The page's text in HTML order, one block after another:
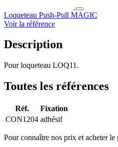
Loqueteau Push-Pull MAGIC
Voir la référence
Description
Pour loqueteau LOQ11.
Toutes les références
Réf.
Fixation
CON1204 adhésif
Pour connaître nos prix et acheter